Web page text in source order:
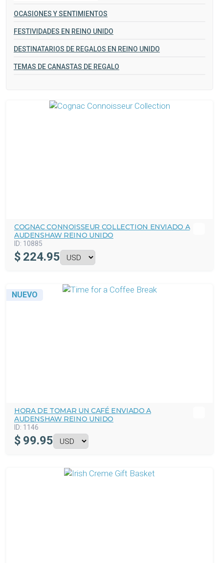
OCASIONES Y SENTIMIENTOS
FESTIVIDADES EN REINO UNIDO
DESTINATARIOS DE REGALOS EN REINO UNIDO
TEMAS DE CANASTAS DE REGALO
COGNAC CONNOISSEUR COLLECTION ENVIADO A
AUDENSHAW REINO UNIDO
ID: 10885
$ 224.95
NUEVO
HORA DE TOMAR UN CAFÉ ENVIADO A
AUDENSHAW REINO UNIDO
ID: 1146
$ 99.95